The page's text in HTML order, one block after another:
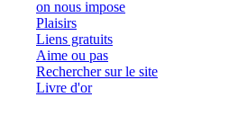
on nous impose
Plaisirs
Liens gratuits
Aime ou pas
Rechercher sur le site
Livre d'or